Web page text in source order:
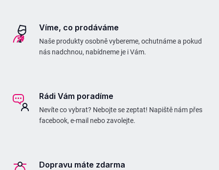
y
v
s
u
Víme, co prodáváme
Naše produkty osobně vybereme, ochutnáme a pokud
nás nadchnou, nabídneme je i Vám.
Rádi Vám poradíme
Nevíte co vybrat? Nebojte se zeptat! Napiště nám přes
facebook, e-mail nebo zavolejte.
Dopravu máte zdarma